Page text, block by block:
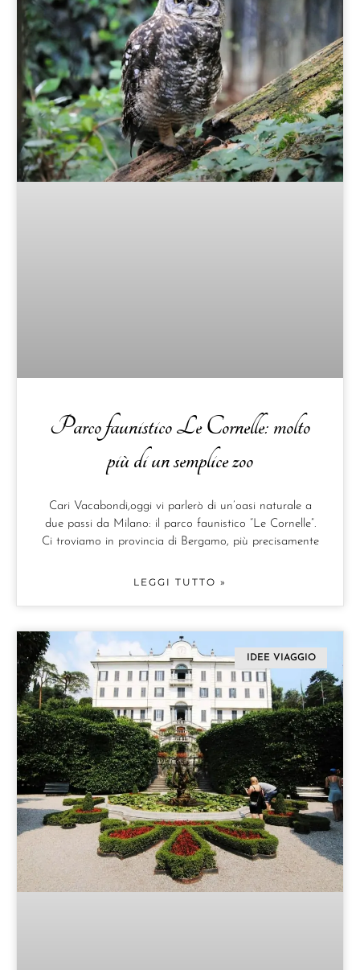
Parco faunistico Le Cornelle: molto
più di un semplice zoo
Cari Vacabondi,oggi vi parlerò di un’oasi naturale a
due passi da Milano: il parco faunistico “Le Cornelle”.
Ci troviamo in provincia di Bergamo, più precisamente
LEGGI TUTTO »
IDEE VIAGGIO